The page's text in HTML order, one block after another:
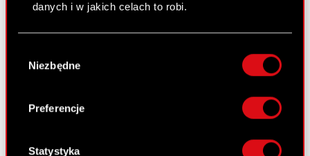
danych i w jakich celach to robi.
lokalizacji geograficznej z dokładnością nawet
Identyfikować Twoje urządzenie, aktywnie
analizując charakteryzującego je zbiory
palca)
zgody
Niezbędne
Preferencje
Statystyka
Grupa Kapitałowa
Inwestorzy
Kariera